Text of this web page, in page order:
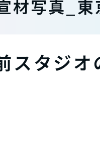
材写真_
スタジ